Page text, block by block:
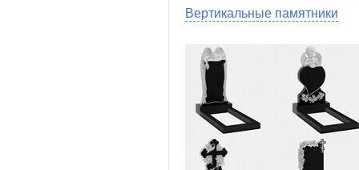
Вертикальные памятники